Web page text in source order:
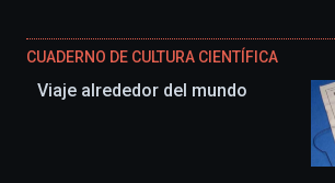
CUADERNO DE CULTURA CIENTÍFICA
Viaje alrededor del mundo